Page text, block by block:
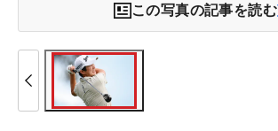
この写真の記事を読む